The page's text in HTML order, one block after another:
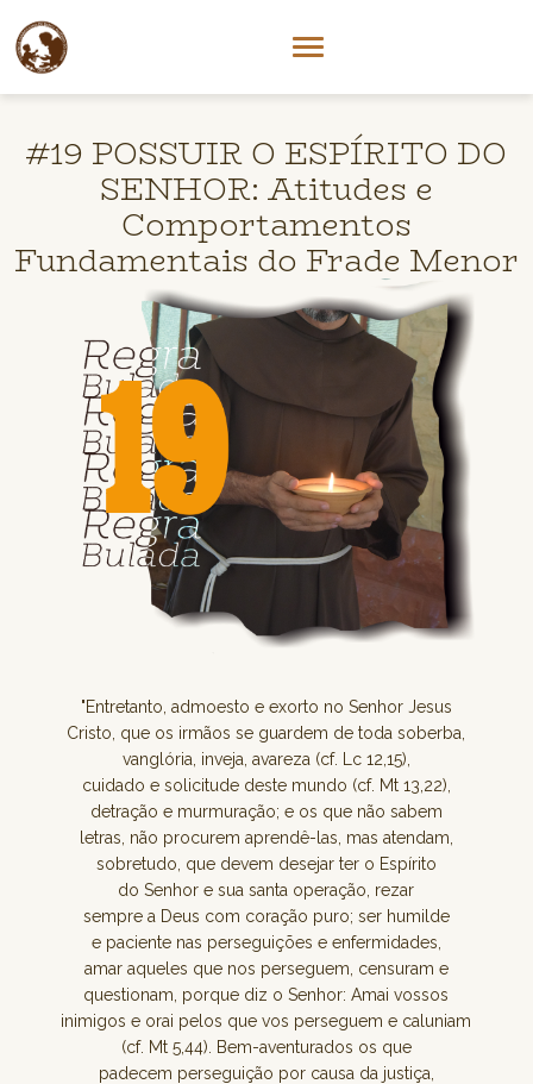
#19 POSSUIR O ESPÍRITO DO
SENHOR: Atitudes e
Comportamentos
Fundamentais do Frade Menor
"Entretanto, admoesto e exorto no Senhor Jesus
Cristo, que os irmãos se guardem de toda soberba,
vanglória, inveja, avareza (cf. Lc 12,15),
cuidado e solicitude deste mundo (cf. Mt 13,22),
detração e murmuração; e os que não sabem
letras, não procurem aprendê-las, mas atendam,
sobretudo, que devem desejar ter o Espírito
do Senhor e sua santa operação, rezar
sempre a Deus com coração puro; ser humilde
e paciente nas perseguições e enfermidades,
amar aqueles que nos perseguem, censuram e
questionam, porque diz o Senhor: Amai vossos
inimigos e orai pelos que vos perseguem e caluniam
(cf. Mt 5,44). Bem-aventurados os que
padecem perseguição por causa da justiça,